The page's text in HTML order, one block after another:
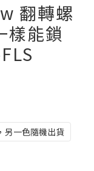
翻轉螺
樣能鎖
另一色隨機出貨